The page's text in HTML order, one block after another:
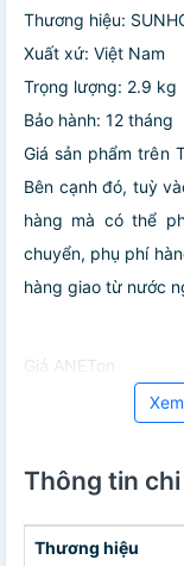
Thương hiệu:
Xuất xứ: Việt Nam
Trọng lượng: 2.9 kg
Bảo hành: 12 tháng
Giá sản phẩm trên
Bên cạnh đó, tuỳ
hàng mà có thể
chuyển, phụ phí
hàng giao từ nước
Giá ANETon
Thông tin
Thương hiệu